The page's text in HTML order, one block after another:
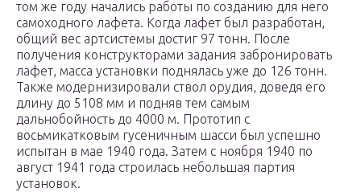
том же году начались работы по созданию для него
самоходного лафета. Когда лафет был разработан,
общий вес артсистемы достиг 97 тонн. После
получения конструкторами задания забронировать
лафет, масса установки поднялась уже до 126 тонн.
Также модернизировали ствол орудия, доведя его
длину до 5108 мм и подняв тем самым
дальнобойность до 4000 м. Прототип с
восьмикатковым гусеничным шасси был успешно
испытан в мае 1940 года. Затем с ноября 1940 по
август 1941 года строилась небольшая партия
установок.